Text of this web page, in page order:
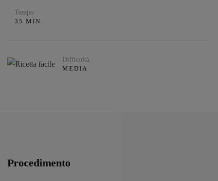
Tempo
35 MIN
Difficoltà
MEDIA
Procedimento